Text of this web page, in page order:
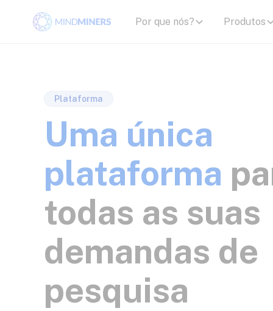
Por que nós? Produtos
Plataforma
Uma única
plataforma
todas as suas
demandas de
pesquisa